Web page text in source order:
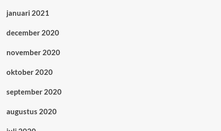
januari 2021
december 2020
november 2020
oktober 2020
september 2020
augustus 2020